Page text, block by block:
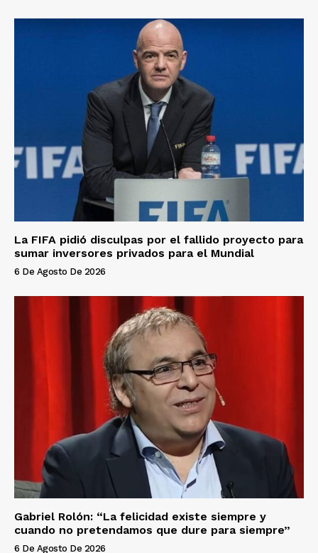
La FIFA pidió disculpas por el fallido proyecto para
sumar inversores privados para el Mundial
6 De Agosto De 2026
Gabriel Rolón: “La felicidad existe siempre y
cuando no pretendamos que dure para siempre”
6 De Agosto De 2026